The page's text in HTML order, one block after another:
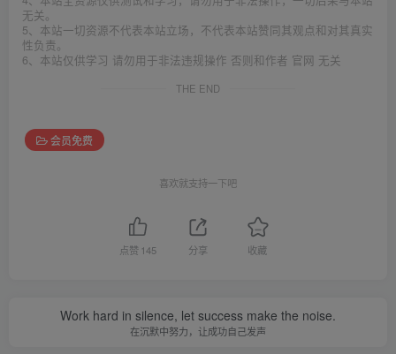
无关。
5、本站一切资源不代表本站立场，不代表本站赞同其观点和对其真实
性负责。
6、本站仅供学习 请勿用于非法违规操作 否则和作者 官网 无关
THE END
会员免费
喜欢就支持一下吧
点赞 145 分享 收藏
Work hard in silence, let success make the noise.
在沉默中努力，让成功自己发声